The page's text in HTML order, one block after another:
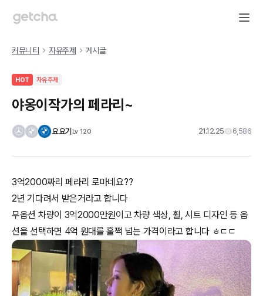
커뮤니티 자유주제 게시글
HOT 자유주제
야옹이작가의 페라리~
요요기 Lv 120 21.12.25 6,586
3억2000짜리 페라리 로마네요??
2년 기다려서 받은거라고 합니다
무옵션 차량이 3억2000만원이고 차량 색상, 휠, 시트 디자인 등 옵
션을 선택하면 4억 원대를 훌쩍 넘는 가격이라고 합니다 ㅎㄷㄷ